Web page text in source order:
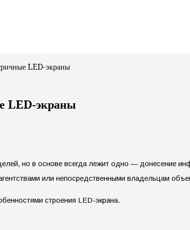
LED-экраны
LED-экраны
но в основе всегда лежит одно — донесение
или непосредственными владельцам
строения LED-экрана.